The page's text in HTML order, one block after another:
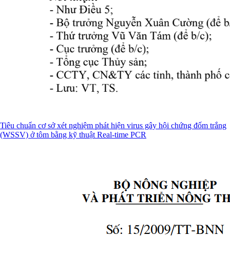
Tiêu chuẩn cơ sở xét nghiệm phát hiện virus gây hội chứng đốm trắng
(WSSV) ở tôm bằng kỹ thuật Real-time PCR